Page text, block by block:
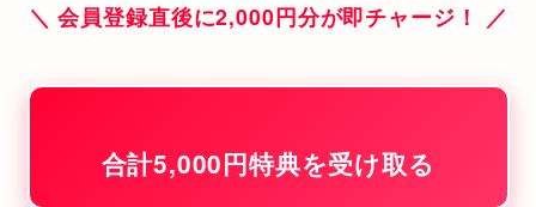
＼ 会員登録直後に2,000円分が即チャージ！ ／
合計5,000円特典を受け取る